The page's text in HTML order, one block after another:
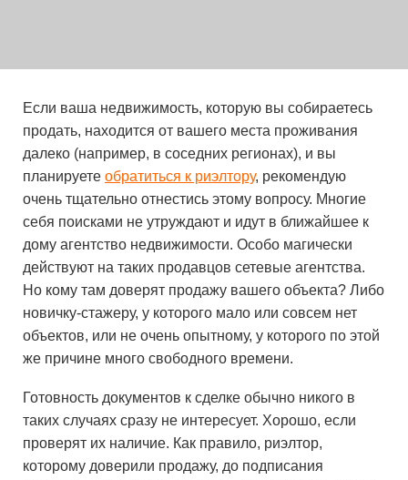
Если ваша недвижимость, которую вы собираетесь
продать, находится от вашего места проживания
далеко (например, в соседних регионах), и вы
планируете обратиться к риэлтору, рекомендую
очень тщательно отнестись этому вопросу. Многие
себя поисками не утруждают и идут в ближайшее к
дому агентство недвижимости. Особо магически
действуют на таких продавцов сетевые агентства.
Но кому там доверят продажу вашего объекта? Либо
новичку-стажеру, у которого мало или совсем нет
объектов, или не очень опытному, у которого по этой
же причине много свободного времени.
Готовность документов к сделке обычно никого в
таких случаях сразу не интересует. Хорошо, если
проверят их наличие. Как правило, риэлтор,
которому доверили продажу, до подписания